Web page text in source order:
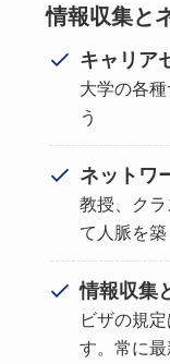
情報収集と
キャリア
大学の各
う
ネットワ
教授、ク
て人脈を
情報収集
ビザの規
す。常に